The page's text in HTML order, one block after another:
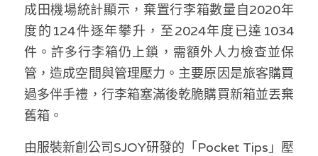
龔靜儀大律師專欄
陳貴春大律師專欄
陳子遷律師專欄
羅浚軒專欄
溫志倫專欄
成田機場統計顯示，棄置行李箱數量自2020年
度的124件逐年攀升，至2024年度已達1034
件。許多行李箱仍上鎖，需額外人力檢查並保
管，造成空間與管理壓力。主要原因是旅客購買
過多伴手禮，行李箱塞滿後乾脆購買新箱並丟棄
舊箱。
由服裝新創公司SJOY研發的「Pocket Tips」壓